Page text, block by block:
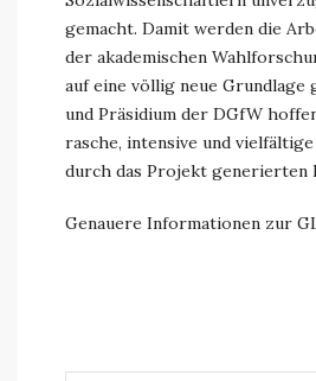
gemacht. Damit werden die
der akademischen
auf eine völlig neue Grundlage
und Präsidium der DGfW
rasche, intensive und
durch das Projekt generierten
Genauere Informationen zur